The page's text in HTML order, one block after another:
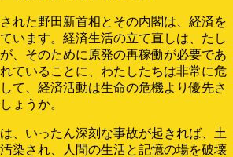
れた野田新首相とその内閣は、経済を
います。経済生活の立て直しは、たし
、そのために原発の再稼働が必要であ
ていることに、わたしたちは非常に危
て、経済活動は生命の危機より優先さ
ょうか。
、いったん深刻な事故が起きれば、土
染され、人間の生活と記憶の場を破壊